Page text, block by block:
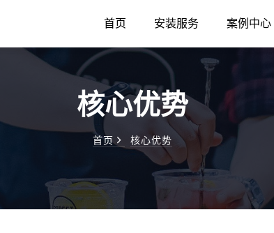
首页 安装服务 案例中心
核心优势
首页 核心优势